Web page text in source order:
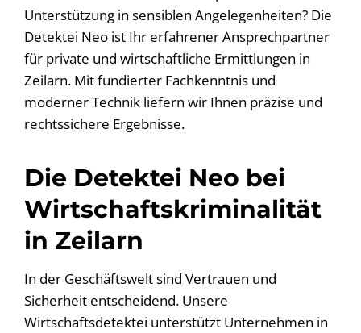
Unterstützung in sensiblen Angelegenheiten? Die
Detektei Neo ist Ihr erfahrener Ansprechpartner
für private und wirtschaftliche Ermittlungen in
Zeilarn. Mit fundierter Fachkenntnis und
moderner Technik liefern wir Ihnen präzise und
rechtssichere Ergebnisse.
Die Detektei Neo bei
Wirtschaftskriminalität
in Zeilarn
In der Geschäftswelt sind Vertrauen und
Sicherheit entscheidend. Unsere
Wirtschaftsdetektei unterstützt Unternehmen in